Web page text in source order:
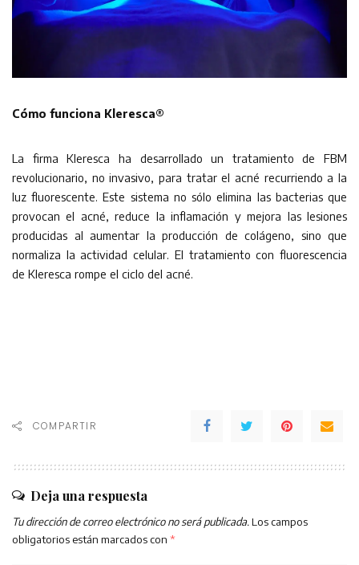
Cómo funciona Kleresca®
La firma Kleresca ha desarrollado un tratamiento de FBM
revolucionario, no invasivo, para tratar el acné recurriendo a la
luz fluorescente. Este sistema no sólo elimina las bacterias que
provocan el acné, reduce la inflamación y mejora las lesiones
producidas al aumentar la producción de colágeno, sino que
normaliza la actividad celular. El tratamiento con fluorescencia
de Kleresca rompe el ciclo del acné.
COMPARTIR
Deja una respuesta
Tu dirección de correo electrónico no será publicada. Los campos
obligatorios están marcados con *